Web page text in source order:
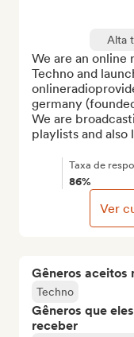
Gêneros aceitos
Techno
Gêneros que
receber
Alta
We are an online
Techno and
germany
We are
playlists and also
Taxa de
86%
Ver